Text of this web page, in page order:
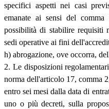
specifici aspetti nei casi
emanate ai sensi del
possibilità di stabilire requisiti
sedi operative ai fini
h) abrogazione, ove occorra,
2. Le disposizioni
norma dell'articolo 17, comma
entro sei mesi dalla data di
uno o più decreti, sulla